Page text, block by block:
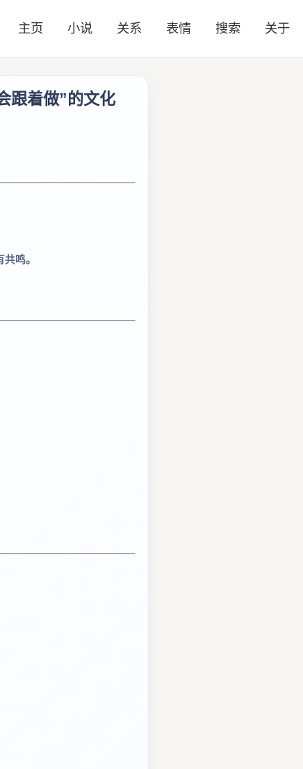
主页 小说 关系 表情 搜索 关于
跟着做”的文化
鸣。